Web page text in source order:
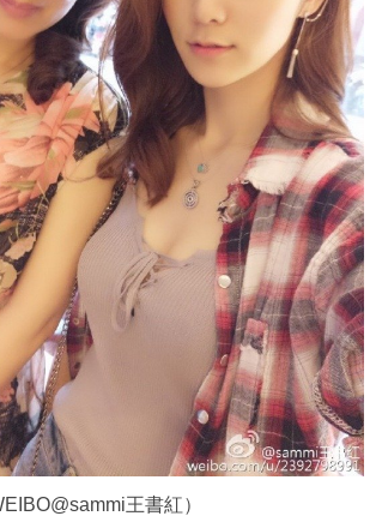
王書紅）